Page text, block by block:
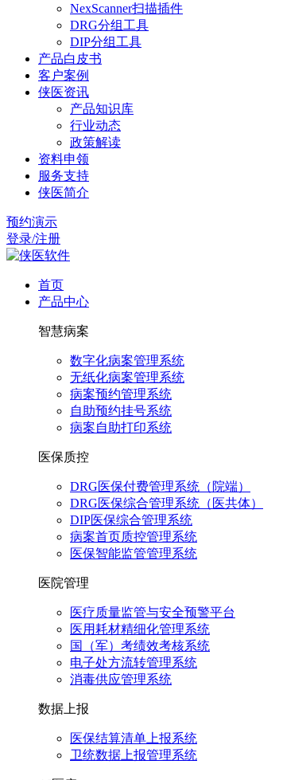
NexScanner扫描插件
DRG分组工具
DIP分组工具
产品白皮书
客户案例
侠医资讯
产品知识库
行业动态
政策解读
资料申领
服务支持
侠医简介
预约演示
登录/注册
首页
产品中心
智慧病案
数字化病案管理系统
无纸化病案管理系统
病案预约管理系统
自助预约挂号系统
病案自助打印系统
医保质控
DRG医保付费管理系统（院端）
DRG医保综合管理系统（医共体）
DIP医保综合管理系统
病案首页质控管理系统
医保智能监管管理系统
医院管理
医疗质量监管与安全预警平台
医用耗材精细化管理系统
国（军）考绩效考核系统
电子处方流转管理系统
消毒供应管理系统
数据上报
医保结算清单上报系统
卫统数据上报管理系统